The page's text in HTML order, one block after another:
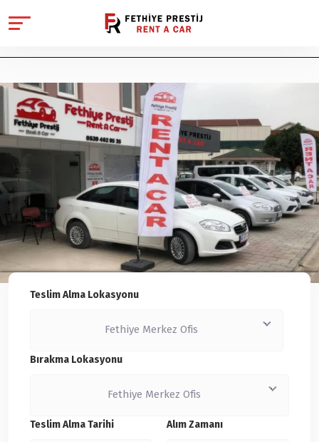
Teslim Alma Lokasyonu
Fethiye Merkez Ofis
Bırakma Lokasyonu
Fethiye Merkez Ofis
Teslim Alma Tarihi Alım Zamanı